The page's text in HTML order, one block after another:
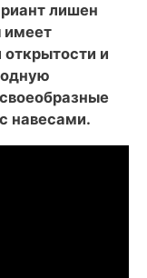
лишен
имеет
и
навесами.